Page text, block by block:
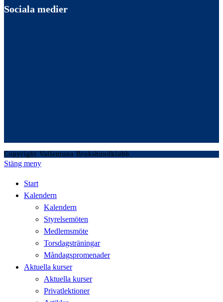
Sociala medier
Copyright Vallentuna Brukshundklubb
Stäng meny
Start
Kalendern
Kalendern
Styrelsemöten
Medlemsmöte
Torsdagsträningar
Måndagspromenader
Aktuella kurser
Aktuella kurser
Privatlektioner